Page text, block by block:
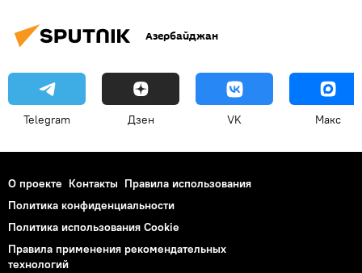
Азербайджан
Telegram Дзен VK Макс
О проекте Контакты Правила использования
Политика конфиденциальности
Политика использования Cookie
Правила применения рекомендательных
технологий